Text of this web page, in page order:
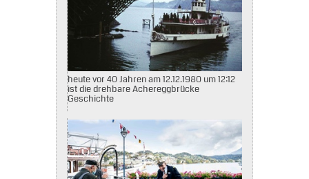
heute vor 40 Jahren am 12.12.1980 um 12:12
ist die drehbare Achereggbrücke
Geschichte